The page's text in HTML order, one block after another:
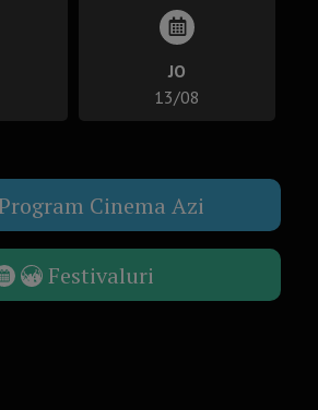
JO
13/08
Cinema Azi
Festivaluri